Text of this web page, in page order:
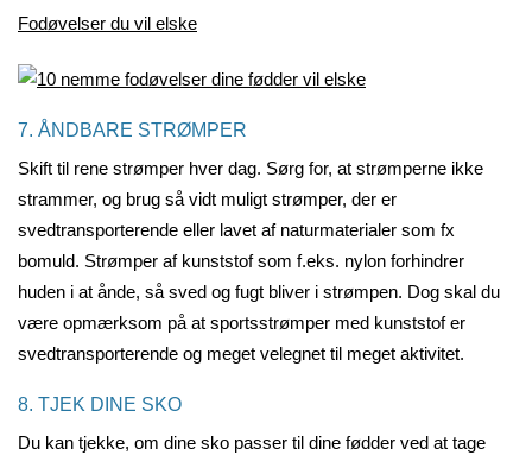
Fodøvelser du vil elske
7. ÅNDBARE STRØMPER
Skift til rene strømper hver dag. Sørg for, at strømperne ikke
strammer, og brug så vidt muligt strømper, der er
svedtransporterende eller lavet af naturmaterialer som fx
bomuld. Strømper af kunststof som f.eks. nylon forhindrer
huden i at ånde, så sved og fugt bliver i strømpen. Dog skal du
være opmærksom på at sportsstrømper med kunststof er
svedtransporterende og meget velegnet til meget aktivitet.
8. TJEK DINE SKO
Du kan tjekke, om dine sko passer til dine fødder ved at tage